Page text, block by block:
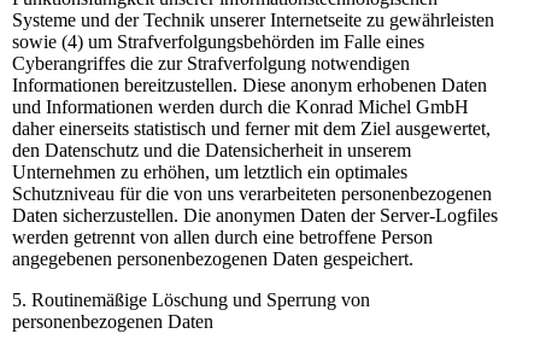
Systeme und der Technik unserer Internetseite zu gewährleisten
sowie (4) um Strafverfolgungsbehörden im Falle eines
Cyberangriffes die zur Strafverfolgung notwendigen
Informationen bereitzustellen. Diese anonym erhobenen Daten
und Informationen werden durch die Konrad Michel GmbH
daher einerseits statistisch und ferner mit dem Ziel ausgewertet,
den Datenschutz und die Datensicherheit in unserem
Unternehmen zu erhöhen, um letztlich ein optimales
Schutzniveau für die von uns verarbeiteten personenbezogenen
Daten sicherzustellen. Die anonymen Daten der Server-Logfiles
werden getrennt von allen durch eine betroffene Person
angegebenen personenbezogenen Daten gespeichert.
5. Routinemäßige Löschung und Sperrung von
personenbezogenen Daten